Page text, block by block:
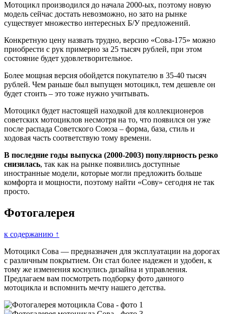
Мотоцикл производился до начала 2000-ых, поэтому новую
модель сейчас достать невозможно, но зато на рынке
существует множество интересных Б/У предложений.
Конкретную цену назвать трудно, версию «Сова-175» можно
приобрести с рук примерно за 25 тысяч рублей, при этом
состояние будет удовлетворительное.
Более мощная версия обойдется покупателю в 35-40 тысяч
рублей. Чем раньше был выпущен мотоцикл, тем дешевле он
будет стоить – это тоже нужно учитывать.
Мотоцикл будет настоящей находкой для коллекционеров
советских мотоциклов несмотря на то, что появился он уже
после распада Советского Союза – форма, база, стиль и
ходовая часть соответствую тому времени.
В последние годы выпуска (2000-2003) популярность резко
снизилась, так как на рынке появились доступные
иностранные модели, которые могли предложить больше
комфорта и мощности, поэтому найти «Сову» сегодня не так
просто.
Фотогалерея
к содержанию ↑
Мотоцикл Сова — предназначен для эксплуатации на дорогах
с различным покрытием. Он стал более надежен и удобен, к
тому же изменения коснулись дизайна и управления.
Предлагаем вам посмотреть подборку фото данного
мотоцикла и вспомнить мечту нашего детства.